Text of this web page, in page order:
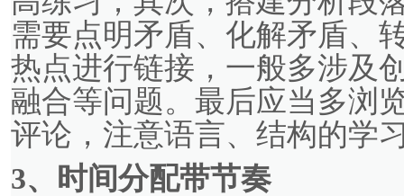
需要点明矛盾、化解矛盾、
热点进行链接，一般多涉及
融合等问题。最后应当多浏
评论，注意语言、结构的学
3、 时间分配带节奏